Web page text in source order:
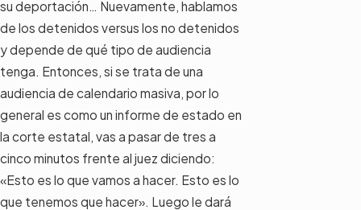
su deportación… Nuevamente, hablamos
de los detenidos versus los no detenidos
y depende de qué tipo de audiencia
tenga. Entonces, si se trata de una
audiencia de calendario masiva, por lo
general es como un informe de estado en
la corte estatal, vas a pasar de tres a
cinco minutos frente al juez diciendo:
«Esto es lo que vamos a hacer. Esto es lo
que tenemos que hacer». Luego le dará